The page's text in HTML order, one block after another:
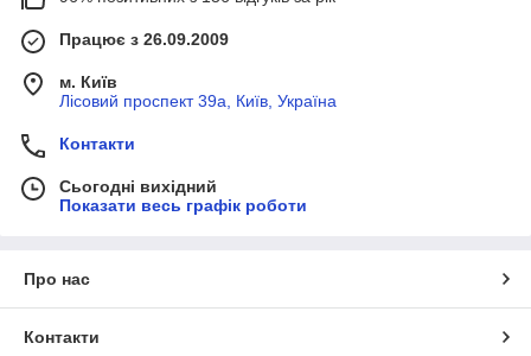
Працює з 26.09.2009
м. Київ
Лісовий проспект 39а, Київ, Україна
Контакти
Сьогодні вихідний
Показати весь графік роботи
Про нас
Контакти